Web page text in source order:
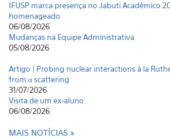
IFUSP marca presença no Jabuti Acadêmico
homenageado
06/08/2026
Mudanças na Equipe Administrativa
05/08/2026
Artigo | Probing nuclear interactions à la
from α scattering
31/07/2026
Visita de um ex-aluno
06/08/2026
MAIS NOTÍCIAS